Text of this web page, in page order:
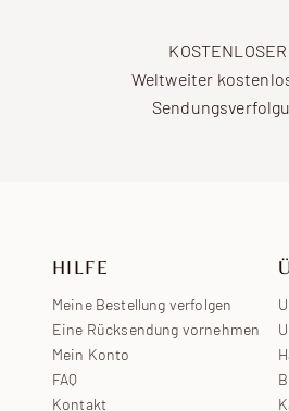
Weltweiter
HILFE
Meine Bestellung verfolgen
Eine Rücksendung vornehmen
Mein Konto
FAQ
Kontakt